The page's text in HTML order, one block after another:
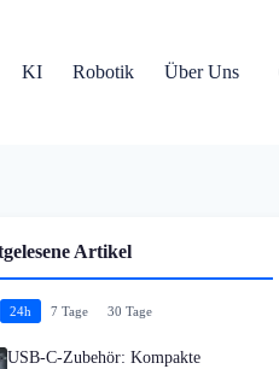
KI Robotik Über Uns
Artikel
24h 7 Tage 30 Tage
USB-C-Zubehör: Kompakte